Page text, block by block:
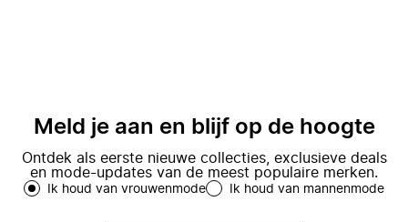
Meld je aan en blijf op de hoogte
Ontdek als eerste nieuwe collecties, exclusieve deals
en mode-updates van de meest populaire merken.
Ik houd van vrouwenmode Ik houd van mannenmode